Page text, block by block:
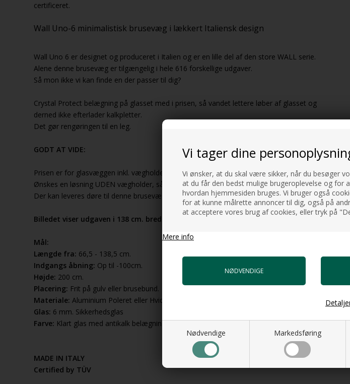
Vi tager dine
Vi ønsker, at du skal være sikker, når du besøger
at du får den bedst mulige brugeroplevelse og for
hvordan hjemmesiden bruges. Vi bruger også
for at kunne målrette annoncer til dig, også på
at acceptere vores brug af cookies, eller tryk på
Mere info
Nødvendige Markedsføring
certificeret.
Wall Uno-6 minimalistisk brusevæg i lækkert Italiensk design
Wall Uno 6 er designet og produceret i Italien og er en lille del af den store WALL serie.
Alene denne brusevæg er tilgængelig i hele 616 forskellige udgaver.
Så mon ikke vi kan finde en der passer til dig?
Crystal Protect belægning på glasset med i prisen, så vandet lettere løber af glasset og
derned ikke efterlader kalkpletter.
Det gør rengøringen til en leg.
GODT AT VIDE:
Prisen er for glasvæggen inkl. vægholder der stabiliserer glasvæggen.
Ønskes en løsning UDEN vægholder, så se vores nye Wall Zero.
Der kan leveres døre til denne brusevæg, så man får en lukket afskærmning.
Billedet viser udgaven i 138 cm. bredde.
Mål:
Længde fra: 66,5 - 138,5 cm.
Indgangs åbning: Op til -100cm.
Højde: 200 cm.
Placering: Frit på gulv eller brusebund.
Materiale: Aluminium Poleret eller Hvid
Glas: 6 mm. Sikkerhedsglas
Farve: Klart glas med antikalk belægning
MADE IN ITALY
Certified by TÜV